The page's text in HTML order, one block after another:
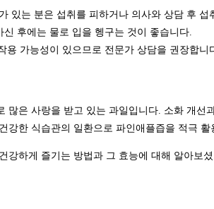
있는 분은 섭취를 피하거나 의사와 상담 후 섭
후에는 물로 입을 헹구는 것이 좋습니다.
용 가능성이 있으므로 전문가 상담을 권장합니
많은 사랑을 받고 있는 과일입니다. 소화 개
강한 식습관의 일환으로 파인애플즙을 적극 활
강하게 즐기는 방법과 그 효능에 대해 알아보